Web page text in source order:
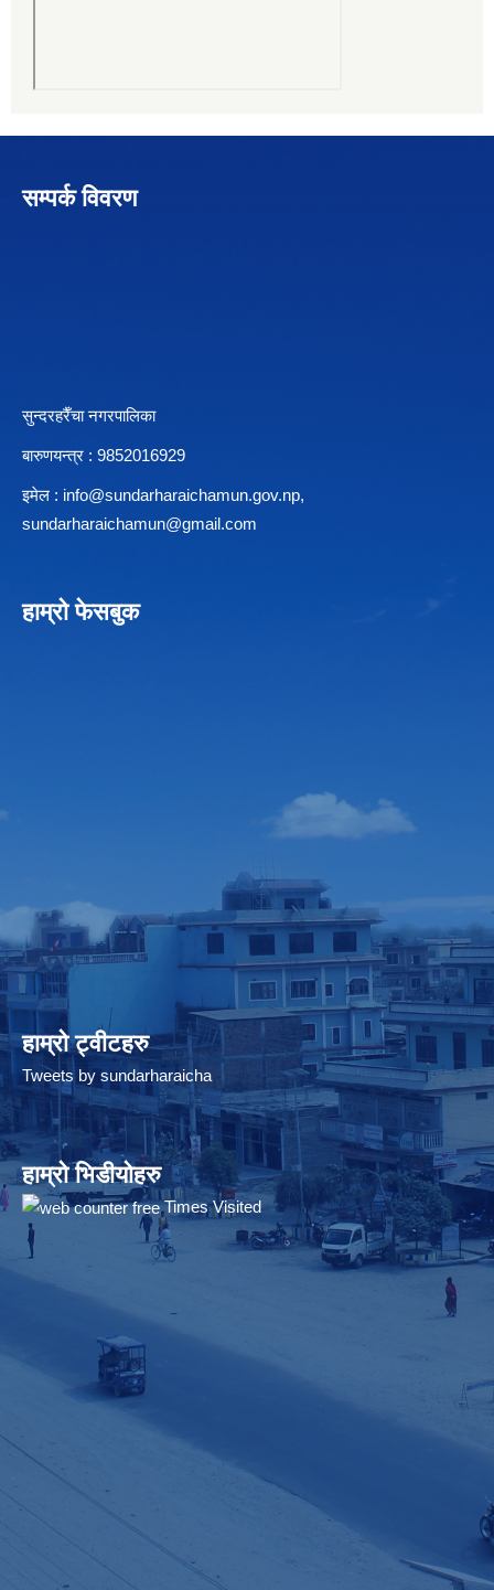
सम्पर्क विवरण
सुन्दरहरैँचा नगरपालिका
बारुणयन्त्र : 9852016929
इमेल : info@sundarharaichamun.gov.np,
sundarharaichamun@gmail.com
हाम्रो फेसबुक
हाम्रो ट्वीटहरु
Tweets by sundarharaicha
हाम्रो भिडीयोहरु
Times Visited